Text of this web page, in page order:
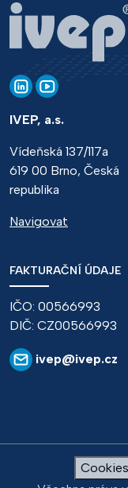
IVEP, a.s.
Vídeňská 137/117a
619 00 Brno, Česká
republika
Navigovat
FAKTURAČNÍ ÚDAJE
IČO: 00566993
DIČ: CZ00566993
ivep@ivep.cz
Cookies